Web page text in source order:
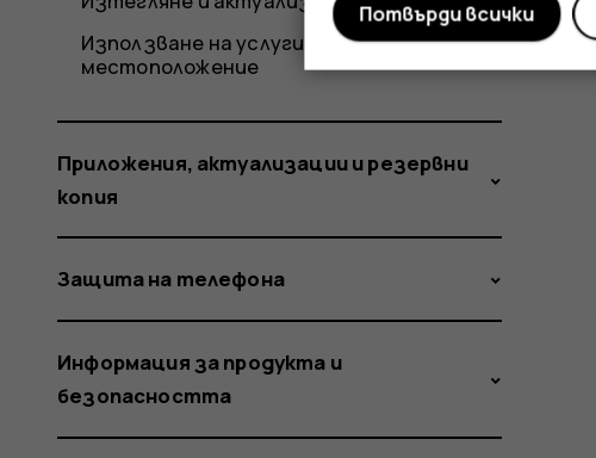
Използване на услугите за
местоположение
Приложения, актуализации и резервни
копия
Защита на телефона
Информация за продукта и
безопасността
Потвърди всички